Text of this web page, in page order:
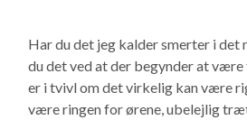
Har du det jeg kalder smerter i
du det ved at der begynder at
er i tvivl om det virkelig kan være
være ringen for ørene, ubelejlig